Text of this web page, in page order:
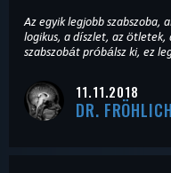
Az egyik legjobb
logikus, a díszlet, az ötletek,
szabszobát próbálsz ki, ez
11.11.2018
DR.